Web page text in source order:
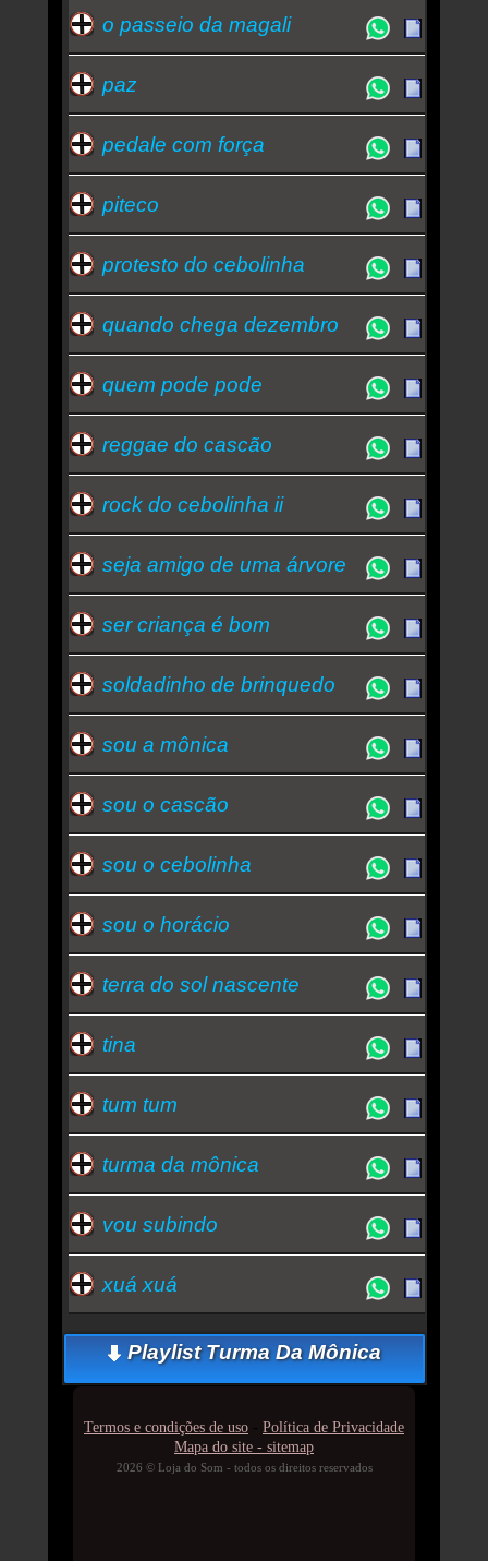
o passeio da magali
paz
pedale com força
piteco
protesto do cebolinha
quando chega dezembro
quem pode pode
reggae do cascão
rock do cebolinha ii
seja amigo de uma árvore
ser criança é bom
soldadinho de brinquedo
sou a mônica
sou o cascão
sou o cebolinha
sou o horácio
terra do sol nascente
tina
tum tum
turma da mônica
vou subindo
xuá xuá
Playlist Turma Da Mônica
Termos e condições de uso
Política de Privacidade
Mapa do site - sitemap
2026 © Loja do Som - todos os direitos reservados